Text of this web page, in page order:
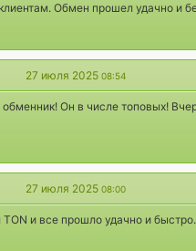
Обмен прошел удачно и
27 июля 2025 08:54
Он в числе топовых!
27 июля 2025 08:00
и все прошло удачно и быстро.